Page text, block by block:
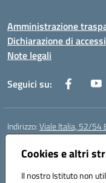
Cookies e altri
Il nostro Istituto non
Amministrazione
Dichiarazione di
Note legali
Seguici su:
Indirizzo:Viale Italia, 52/54
Centralino:
Posta elettronica
Codice fiscale: